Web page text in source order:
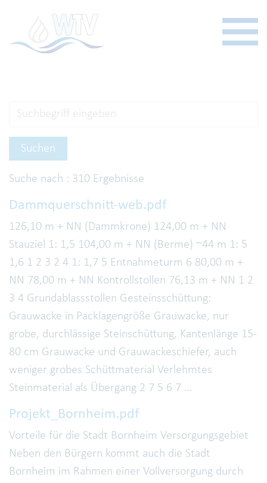
Suchen
Suche nach : 310 Ergebnisse
Dammquerschnitt-web.pdf
126,10 m + NN (Dammkrone) 124,00 m + NN
Stauziel 1: 1,5 104,00 m + NN (Berme) ~44 m 1: 5
1,6 1 2 3 2 4 1: 1,7 5 Entnahmeturm 6 80,00 m +
NN 78,00 m + NN Kontrollstollen 76,13 m + NN 1 2
3 4 Grundablassstollen Gesteinsschüttung:
Grauwacke in Packlagengröße Grauwacke, nur
grobe, durchlässige Steinschüttung, Kantenlänge 15-
80 cm Grauwacke und Grauwackeschiefer, auch
weniger grobes Schüttmaterial Verlehmtes
Steinmaterial als Übergang 2 7 5 6 7 …
Projekt_Bornheim.pdf
Vorteile für die Stadt Bornheim Versorgungsgebiet
Neben den Bürgern kommt auch die Stadt
Bornheim im Rahmen einer Vollversorgung durch